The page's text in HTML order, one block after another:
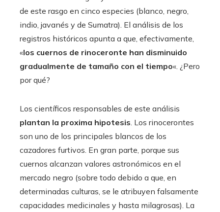
de este rasgo en cinco especies (blanco, negro,
indio, javanés y de Sumatra). El análisis de los
registros históricos apunta a que, efectivamente,
«los cuernos de rinoceronte han disminuido
gradualmente de tamaño con el tiempo«. ¿Pero
por qué?
Los científicos responsables de este análisis
plantan la proxima hipotesis . Los rinocerontes
son uno de los principales blancos de los
cazadores furtivos. En gran parte, porque sus
cuernos alcanzan valores astronómicos en el
mercado negro (sobre todo debido a que, en
determinadas culturas, se le atribuyen falsamente
capacidades medicinales y hasta milagrosas). La